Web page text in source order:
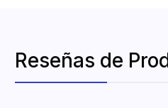
Reseñas de